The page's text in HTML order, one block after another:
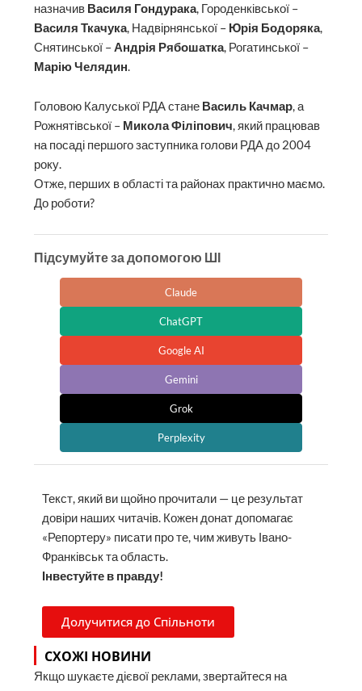
назначив Василя Гондурака, Городенківської –
Василя Ткачука, Надвірнянської – Юрія Бодоряка,
Снятинської –Андрія Рябошатка, Рогатинської –
Марію Челядин.
Головою Калуської РДА стане Василь Качмар, а
Рожнятівської – Микола Філіпович, який працював
на посаді першого заступника голови РДА до 2004
року.
Отже, перших в області та районах практично маємо.
До роботи?
Підсумуйте за допомогою ШІ
Claude
ChatGPT
Google AI
Gemini
Grok
Perplexity
Текст, який ви щойно прочитали — це результат
довіри наших читачів. Кожен донат допомагає
«Репортеру» писати про те, чим живуть Івано-
Франківськ та область.
Інвестуйте в правду!
Долучитися до Спільноти
СХОЖІ НОВИНИ
Якщо шукаєте дієвої реклами, звертайтеся на